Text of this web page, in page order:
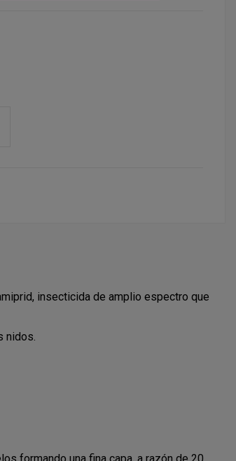
insecticida de amplio espectro que
nidos.